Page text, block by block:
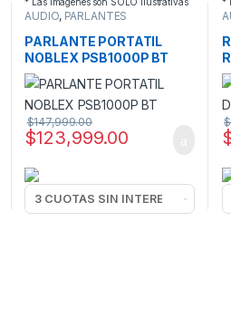
AUDIO, PARLANTES
PARLANTE PORTATIL
NOBLEX PSB1000P BT
$123,999.00
$147,999.00 $